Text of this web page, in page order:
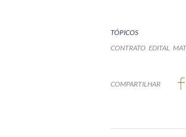
TÓPICOS
CONTRATO EDITAL
COMPARTILHAR